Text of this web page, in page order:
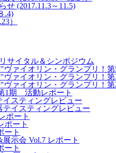
せ (2017.11.3～11.5)
.4)
）
サイタル＆シンポジウム
ァイオリン・グランプリ！第
ァイオリン・グランプリ！第
ァイオリン・グランプリ！第
1期 活動レポート
イスティングレビュー
テイスティングレビュー
ポート
ポート
ート
示会 Vol.7 レポート
ート